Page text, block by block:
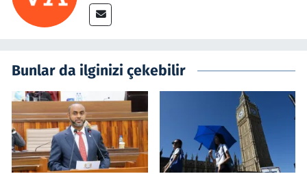
Bunlar da ilginizi çekebilir